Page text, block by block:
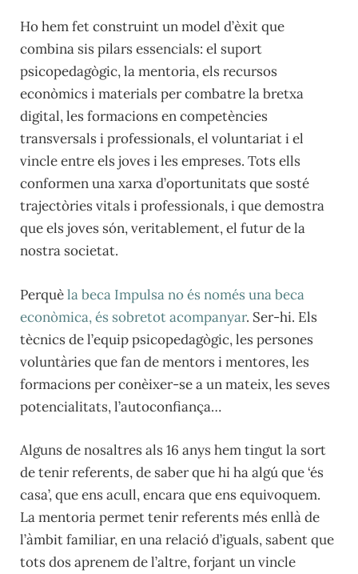
Ho hem fet construint un model d’èxit que
combina sis pilars essencials: el suport
psicopedagògic, la mentoria, els recursos
econòmics i materials per combatre la bretxa
digital, les formacions en competències
transversals i professionals, el voluntariat i el
vincle entre els joves i les empreses. Tots ells
conformen una xarxa d’oportunitats que sosté
trajectòries vitals i professionals, i que demostra
que els joves són, veritablement, el futur de la
nostra societat.
Perquèla beca Impulsa no és només una beca
econòmica, és sobretot acompanyar. Ser-hi. Els
tècnics de l’equip psicopedagògic, les persones
voluntàries que fan de mentors i mentores, les
formacions per conèixer-se a un mateix, les seves
potencialitats, l’autoconfiança…
Alguns de nosaltres als 16 anys hem tingut la sort
de tenir referents, de saber que hi ha algú que ‘és
casa’, que ens acull, encara que ens equivoquem.
La mentoria permet tenir referents més enllà de
l’àmbit familiar, en una relació d’iguals, sabent que
tots dos aprenem de l’altre, forjant un vincle